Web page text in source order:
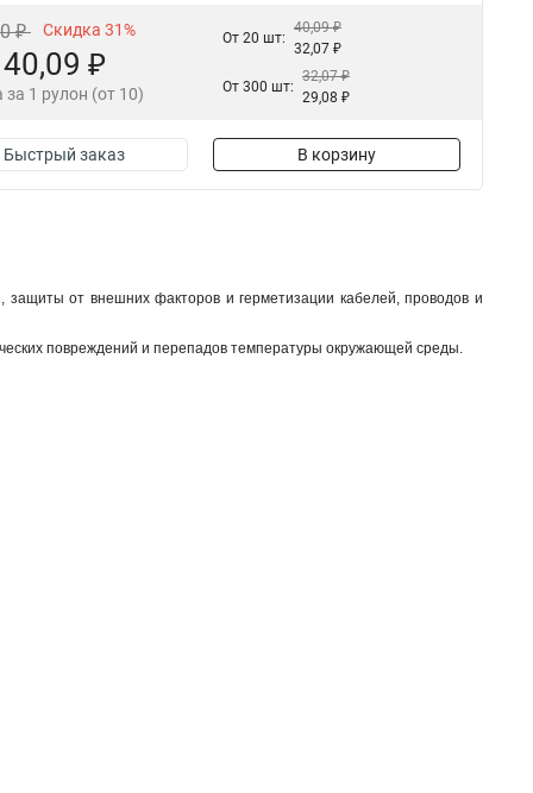
₽ Скидка 31%
40,09 ₽
за 1 рулон (от 10)
От 20 шт:
40,09 ₽
32,07 ₽
От 300 шт:
32,07 ₽
29,08 ₽
Быстрый заказ В корзину
защиты от внешних факторов и герметизации кабелей, проводов и
повреждений и перепадов температуры окружающей среды.